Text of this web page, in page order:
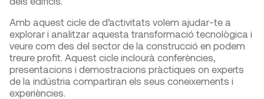
Amb aquest cicle de d’activitats volem ajudar-te a
explorar i analitzar aquesta transformació tecnològica i
veure com des del sector de la construcció en podem
treure profit. Aquest cicle inclourà conferències,
presentacions i demostracions pràctiques on experts
de la indústria compartiran els seus coneixements i
experiències.